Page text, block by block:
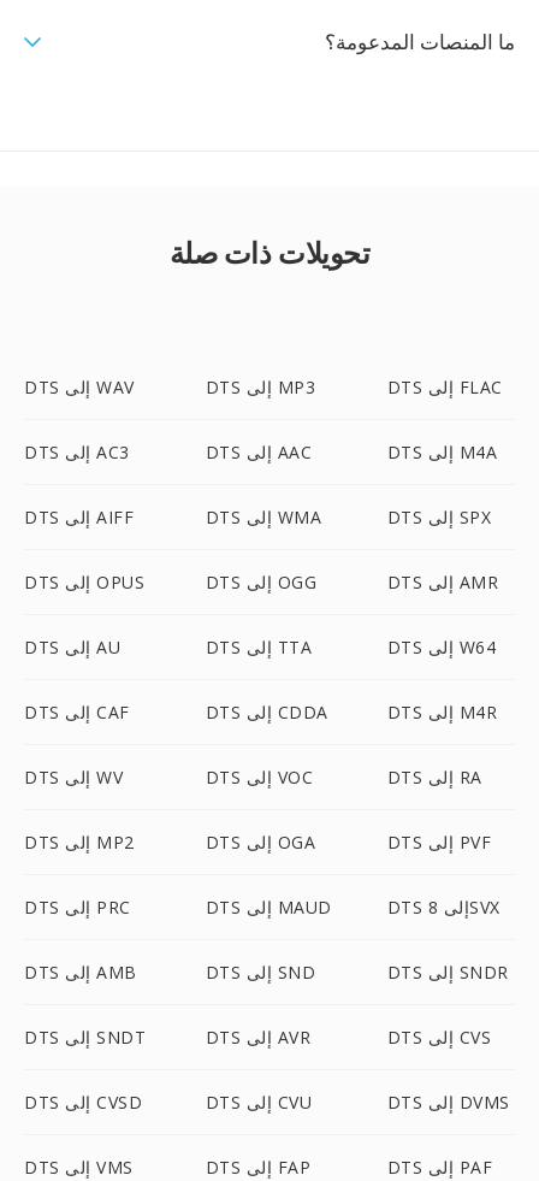
ما المنصات المدعومة؟
تحويلات ذات صلة
DTS إلى WAV DTS إلى MP3 DTS إلى FLAC
DTS إلى AC3 DTS إلى AAC DTS إلى M4A
DTS إلى AIFF DTS إلى WMA DTS إلى SPX
DTS إلى OPUS DTS إلى OGG DTS إلى AMR
DTS إلى AU DTS إلى TTA DTS إلى W64
DTS إلى CAF DTS إلى CDDA DTS إلى M4R
DTS إلى WV DTS إلى VOC DTS إلى RA
DTS إلى MP2 DTS إلى OGA DTS إلى PVF
DTS إلى PRC DTS إلى MAUD DTS إلى 8SVX
DTS إلى AMB DTS إلى SND DTS إلى SNDR
DTS إلى SNDT DTS إلى AVR DTS إلى CVS
DTS إلى CVSD DTS إلى CVU DTS إلى DVMS
DTS إلى VMS DTS إلى FAP DTS إلى PAF